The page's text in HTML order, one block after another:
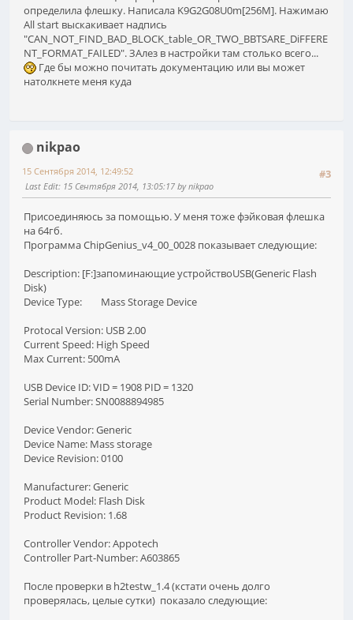
определила флешку. Написала K9G2G08U0m[256M]. Нажимаю
All start выскакивает надпись
"CAN_NOT_FIND_BAD_BLOCK_table_OR_TWO_BBTSARE_DiFFERE
NT_FORMAT_FAILED". ЗАлез в настройки там столько всего...
Где бы можно почитать документацию или вы может
натолкнете меня куда
nikpao
#3
15 Сентября 2014, 12:49:52
Last Edit: 15 Сентября 2014, 13:05:17 by nikpao
Присоединяюсь за помощью. У меня тоже фэйковая флешка
на 64гб.
Программа ChipGenius_v4_00_0028 показывает следующие:
Description: [F:]запоминающие устройствоUSB(Generic Flash
Disk)
Device Type: Mass Storage Device
Protocal Version: USB 2.00
Current Speed: High Speed
Max Current: 500mA
USB Device ID: VID = 1908 PID = 1320
Serial Number: SN0088894985
Device Vendor: Generic
Device Name: Mass storage
Device Revision: 0100
Manufacturer: Generic
Product Model: Flash Disk
Product Revision: 1.68
Controller Vendor: Appotech
Controller Part-Number: A603865
После проверки в h2testw_1.4 (кстати очень долго
проверялась, целые сутки) показало следующие: